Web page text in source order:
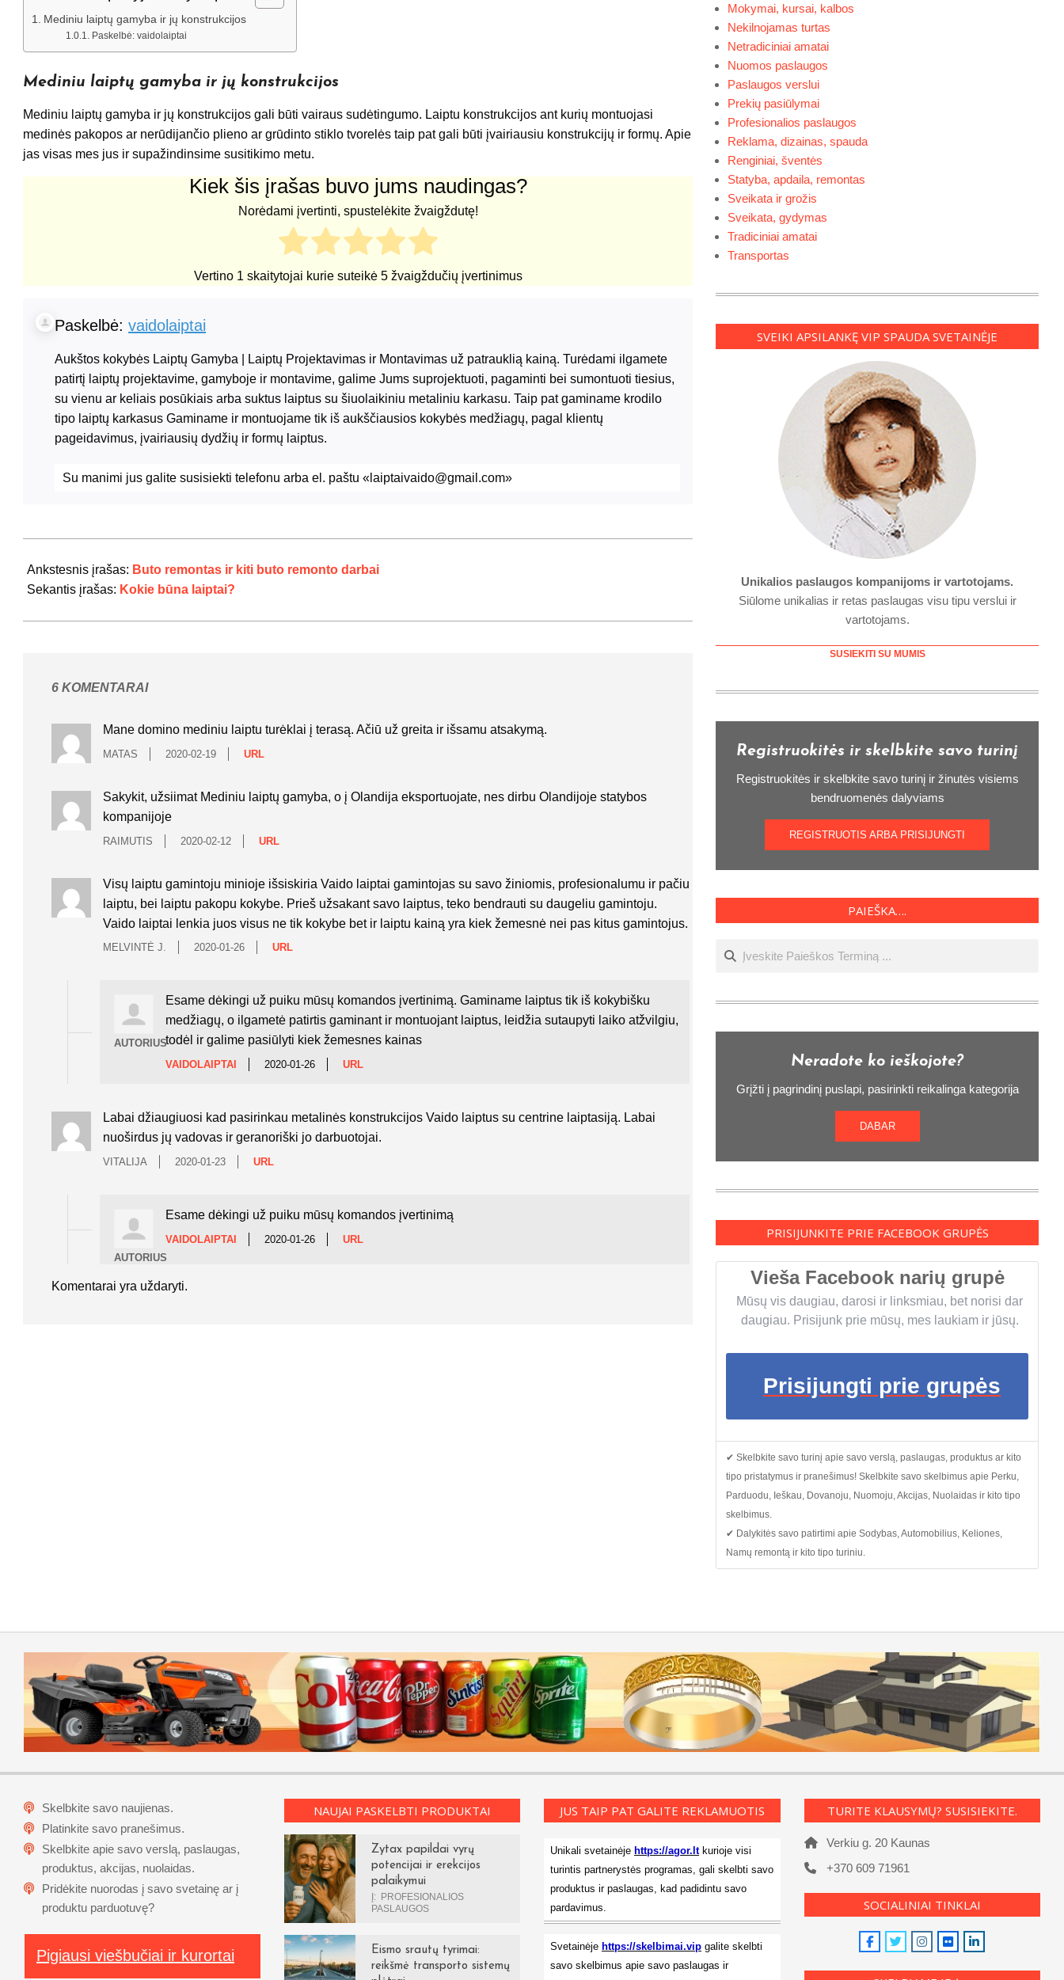
Mediniu laiptų gamyba ir jų konstrukcijos
Paskelbė: vaidolaiptai
Mediniu laiptų gamyba ir jų konstrukcijos
Mediniu laiptų gamyba ir jų konstrukcijos gali būti vairaus sudėtingumo. Laiptu konstrukcijos ant kurių montuojasi
medinės pakopos ar nerūdijančio plieno ar grūdinto stiklo tvorelės taip pat gali būti įvairiausiu konstrukcijų ir formų. Apie
jas visas mes jus ir supažindinsime susitikimo metu.
Kiek šis įrašas buvo jums naudingas?
Norėdami įvertinti, spustelėkite žvaigždutę!
Vertino 1 skaitytojai kurie suteikė 5žvaigždučių įvertinimus
Paskelbė: vaidolaiptai
Aukštos kokybės Laiptų Gamyba | Laiptų Projektavimas ir Montavimas už patrauklią kainą. Turėdami ilgamete
patirtį laiptų projektavime, gamyboje ir montavime, galime Jums suprojektuoti, pagaminti bei sumontuoti tiesius,
su vienu ar keliais posūkiais arba suktus laiptus su šiuolaikiniu metaliniu karkasu. Taip pat gaminame krodilo
tipo laiptų karkasus Gaminame ir montuojame tik iš aukščiausios kokybės medžiagų, pagal klientų
pageidavimus, įvairiausių dydžių ir formų laiptus.
Su manimi jus galite susisiekti telefonu arba el. paštu «laiptaivaido@gmail.com»
01-
19
Ankstesnis įrašas: Buto remontas ir kiti buto remonto darbai
Sekantis įrašas: Kokie būna laiptai?
6 KOMENTARAI
Mane domino mediniu laiptu turėklai į terasą. Ačiū už greita ir išsamu atsakymą.
MATAS 2020-02-19 URL
Sakykit, užsiimat Mediniu laiptų gamyba, o į Olandija eksportuojate, nes dirbu Olandijoje statybos
kompanijoje
RAIMUTIS 2020-02-12 URL
Visų laiptu gamintoju minioje išsiskiria Vaido laiptai gamintojas su savo žiniomis, profesionalumu ir pačiu
laiptu, bei laiptu pakopu kokybe. Prieš užsakant savo laiptus, teko bendrauti su daugeliu gamintoju.
Vaido laiptai lenkia juos visus ne tik kokybe bet ir laiptu kainą yra kiek žemesnė nei pas kitus gamintojus.
MELVINTĖ J. 2020-01-26 URL
AUTORIUS
Esame dėkingi už puiku mūsų komandos įvertinimą. Gaminame laiptus tik iš kokybišku
medžiagų, o ilgametė patirtis gaminant ir montuojant laiptus, leidžia sutaupyti laiko atžvilgiu,
todėl ir galime pasiūlyti kiek žemesnes kainas
VAIDOLAIPTAI 2020-01-26 URL
Labai džiaugiuosi kad pasirinkau metalinės konstrukcijos Vaido laiptus su centrine laiptasiją. Labai
nuoširdus jų vadovas ir geranoriški jo darbuotojai.
VITALIJA 2020-01-23 URL
AUTORIUS
Esame dėkingi už puiku mūsų komandos įvertinimą
VAIDOLAIPTAI 2020-01-26 URL
Komentarai yra uždaryti.
Mokymai, kursai, kalbos
Nekilnojamas turtas
Netradiciniai amatai
Nuomos paslaugos
Paslaugos verslui
Prekių pasiūlymai
Profesionalios paslaugos
Reklama, dizainas, spauda
Renginiai, šventės
Statyba, apdaila, remontas
Sveikata ir grožis
Sveikata, gydymas
Tradiciniai amatai
Transportas
SVEIKI APSILANKĘ VIP SPAUDA SVETAINĖJE
Unikalios paslaugos kompanijoms ir vartotojams.
Siūlome unikalias ir retas paslaugas visu tipu verslui ir
vartotojams.
SUSIEKITI SU MUMIS
Registruokitės ir skelbkite savo turinį
Registruokitės ir skelbkite savo turinį ir žinutės visiems
bendruomenės dalyviams
REGISTRUOTIS ARBA PRISIJUNGTI
PAIEŠKA….
Ieškoti
Neradote ko ieškojote?
Grįžti į pagrindinį puslapi, pasirinkti reikalinga kategorija
DABAR
PRISIJUNKITE PRIE FACEBOOK GRUPĖS
Vieša Facebook narių grupė
Mūsų vis daugiau, darosi ir linksmiau, bet norisi dar
daugiau. Prisijunk prie mūsų, mes laukiam ir jūsų.
Prisijungti prie grupės
✔ Skelbkite savo turinį apie savo verslą, paslaugas, produktus ar kito
tipo pristatymus ir pranešimus! Skelbkite savo skelbimus apie Perku,
Parduodu, Ieškau, Dovanoju, Nuomoju, Akcijas, Nuolaidas ir kito tipo
skelbimus.
✔ Dalykitės savo patirtimi apie Sodybas, Automobilius, Keliones,
Namų remontą ir kito tipo turiniu.
Skelbkite savo naujienas.
Platinkite savo pranešimus.
Skelbkite apie savo verslą, paslaugas,
produktus, akcijas, nuolaidas.
Pridėkite nuorodas į savo svetainę ar į
produktu parduotuvę?
Pigiausi viešbučiai ir kurortai
NAUJAI PASKELBTI PRODUKTAI
Zytax papildai vyrų
potencijai ir erekcijos
palaikymui
Į:
PROFESIONALIOS
PASLAUGOS
Eismo srautų tyrimai:
reikšmė transporto sistemų
JUS TAIP PAT GALITE REKLAMUOTIS
Unikali svetainėje https://agor.ltkurioje visi
turintis partnerystės programas, gali skelbti savo
produktus ir paslaugas, kad padidintu savo
pardavimus.
Svetainėje https://skelbimai.vip galite skelbti
savo skelbimus apie savo paslaugas ir
TURITE KLAUSYMŲ? SUSISIEKITE.
Verkiu g. 20 Kaunas
+370 609 71961
SOCIALINIAI TINKLAI